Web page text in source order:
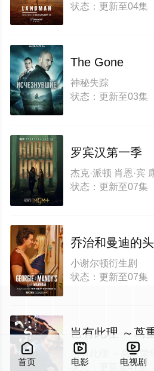
状态：更新至04集
The Gone
神秘失踪
状态：更新至03集
罗宾汉第一季
状态：更新至07集
小谢尔顿衍生剧
状态：更新至07集
状态：更新至47集

首页

电影

电视剧